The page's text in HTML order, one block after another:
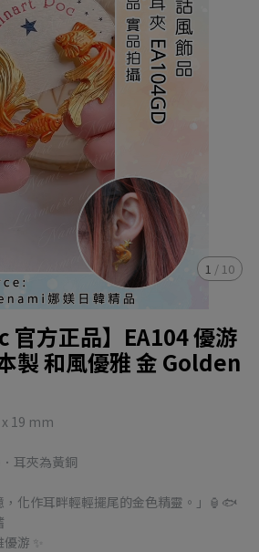
1 / 10
官方正品】EA104 優游
製 和風優雅 金 Golden
x 19 mm
耳夾為黃銅
，化作耳畔輕輕擺尾的金色精靈。」🏮🐟
游 ✨